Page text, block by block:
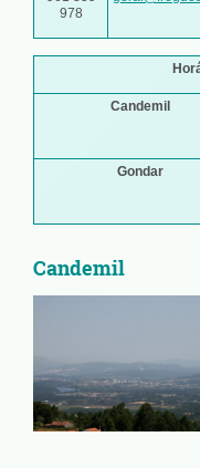
978
Candemil
Gondar
Candemil